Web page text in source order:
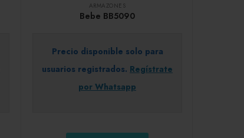
ARMAZONES
Bebe BB5090
Precio disponible solo para
usuarios registrados. Regístrate
por Whatsapp